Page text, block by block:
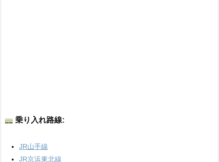
乗り入れ路線:
JR山手線
JR京浜東北線